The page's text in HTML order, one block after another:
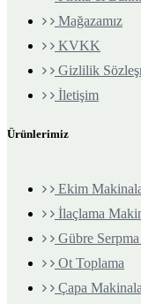
Mağazamız
KVKK
Gizlilik
İletişim
Ürünlerimiz
Ekim
İlaçlama
Gübre
Ot Toplama
Çapa